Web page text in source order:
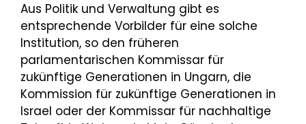
Aus Politik und Verwaltung gibt es
entsprechende Vorbilder für eine solche
Institution, so den früheren
parlamentarischen Kommissar für
zukünftige Generationen in Ungarn, die
Kommission für zukünftige Generationen in
Israel oder der Kommissar für nachhaltige